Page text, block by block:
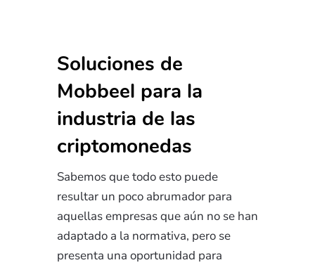
Soluciones de
Mobbeel para la
industria de las
criptomonedas
Sabemos que todo esto puede
resultar un poco abrumador para
aquellas empresas que aún no se han
adaptado a la normativa, pero se
presenta una oportunidad para